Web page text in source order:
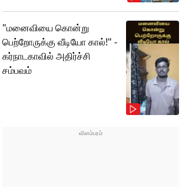
"மனைவியை கொன்று
பெற்றோருக்கு வீடியோ கால்!" -
கர்நாடகாவில் அதிர்ச்சி
சம்பவம்